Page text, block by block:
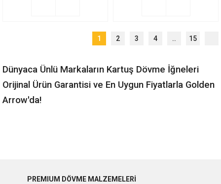
1 2 3 4 .. 15
Dünyaca Ünlü Markaların Kartuş Dövme İğneleri
Orijinal Ürün Garantisi ve En Uygun Fiyatlarla Golden
Arrow'da!
PREMIUM DÖVME MALZEMELERİ